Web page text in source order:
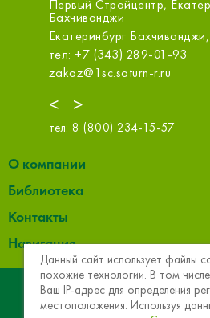
<
Первый Стройцентр,
Бахчиванджи
Екатеринбург
тел: +7 (343) 289-01-93
zakaz@1sc.saturn-r.ru
>
тел: 8 (800) 234-15-57
О компании
Библиотека
Контакты
Навигация
© 2013 - 2026 Эковер.
Данный сайт использует файлы
похожие технологии. В том
Ваш IP-адрес для определения
местоположения. Используя